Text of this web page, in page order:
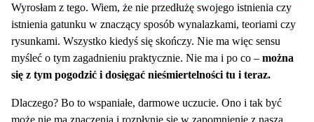
Wyrosłam z tego. Wiem, że nie przedłużę swojego istnienia czy
istnienia gatunku w znaczący sposób wynalazkami, teoriami czy
rysunkami. Wszystko kiedyś się skończy. Nie ma więc sensu
myśleć o tym zagadnieniu praktycznie. Nie ma i po co – można
się z tym pogodzić i dosięgać nieśmiertelności tu i teraz.
Dlaczego? Bo to wspaniałe, darmowe uczucie. Ono i tak być
może nie ma znaczenia i rozpłynie się w zapomnienie z naszą